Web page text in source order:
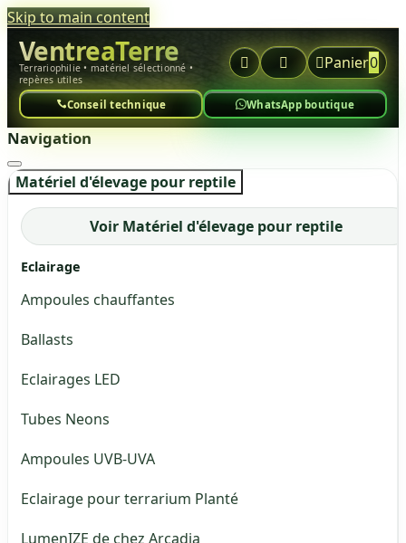
Skip to main content
VentreaTerre
Terrariophilie • matériel sélectionné •
repères utiles
  Panier0
Conseil technique WhatsApp boutique
Navigation
Matériel d'élevage pour reptile
Voir Matériel d'élevage pour reptile
Eclairage
Ampoules chauffantes
Ballasts
Eclairages LED
Tubes Neons
Ampoules UVB-UVA
Eclairage pour terrarium Planté
LumenIZE de chez Arcadia